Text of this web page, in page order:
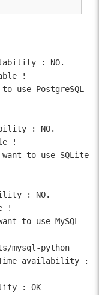
: NO.
!
use PostgreSQL
: NO.
!
to use SQLite
: NO.
!
to use MySQL
mysql-python
availability :
: OK